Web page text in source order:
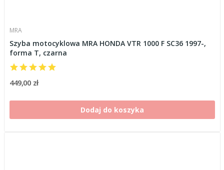
MRA
Szyba motocyklowa MRA HONDA VTR 1000 F SC36 1997-,
forma T, czarna
449,00 zł
Dodaj do koszyka